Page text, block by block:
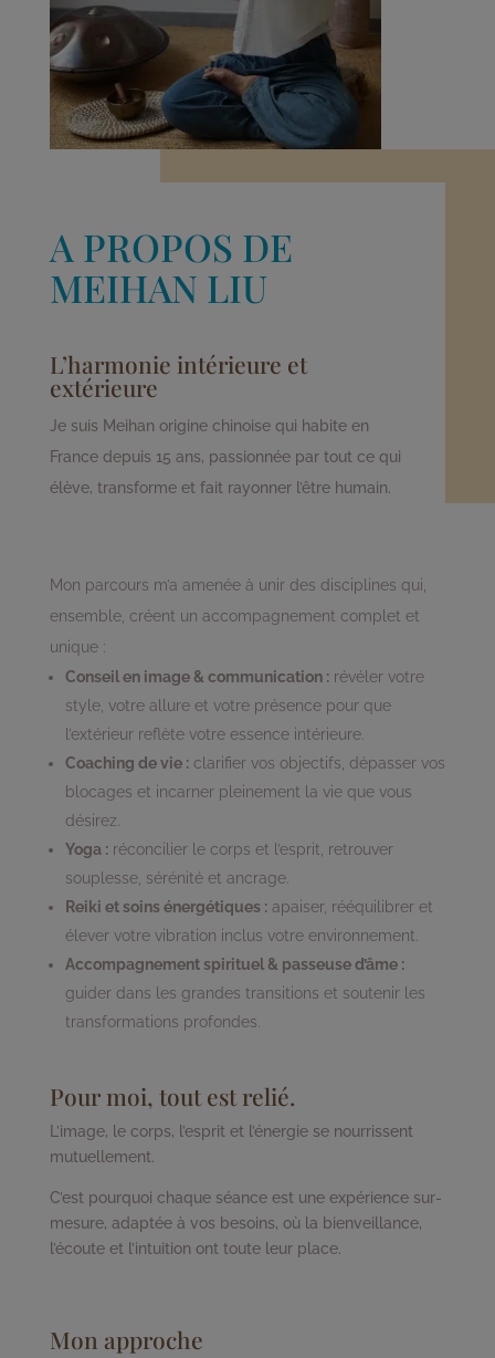
A PROPOS DE
MEIHAN LIU
L’harmonie intérieure et
extérieure
Je suis Meihan origine chinoise qui habite en
France depuis 15 ans, passionnée par tout ce qui
élève, transforme et fait rayonner l’être humain.
Mon parcours m’a amenée à unir des disciplines qui,
ensemble, créent un accompagnement complet et
unique :
Conseil en image & communication :révéler votre
style, votre allure et votre présence pour que
l’extérieur reflète votre essence intérieure.
Coaching de vie :clarifier vos objectifs, dépasser vos
blocages et incarner pleinement la vie que vous
désirez.
Yoga :réconcilier le corps et l’esprit, retrouver
souplesse, sérénité et ancrage.
Reiki et soins énergétiques :apaiser, rééquilibrer et
élever votre vibration inclus votre environnement.
Accompagnement spirituel & passeuse d’âme :
guider dans les grandes transitions et soutenir les
transformations profondes.
Pour moi, tout est relié.
L’image, le corps, l’esprit et l’énergie se nourrissent
mutuellement.
C’est pourquoi chaque séance est une expérience sur-
mesure, adaptée à vos besoins, où la bienveillance,
l’écoute et l’intuition ont toute leur place.
Mon approche